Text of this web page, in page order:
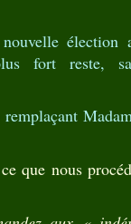
fort reste,
que nous